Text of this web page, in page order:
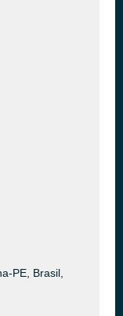
PE, Brasil,